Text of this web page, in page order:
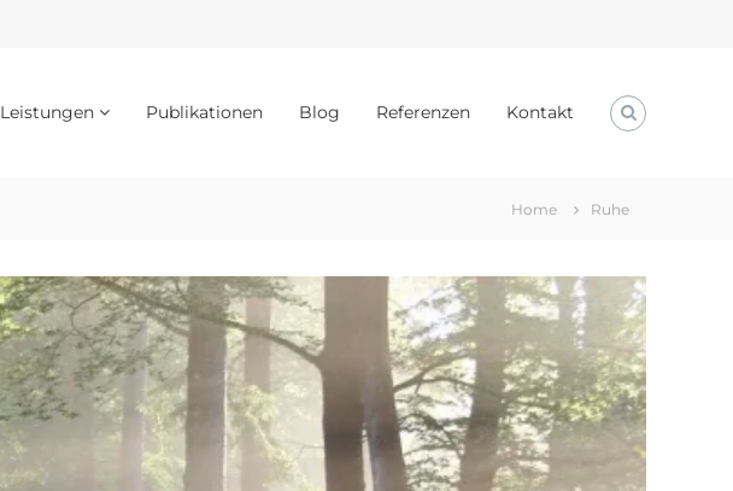
Leistungen Publikationen Blog Referenzen Kontakt
Home Ruhe